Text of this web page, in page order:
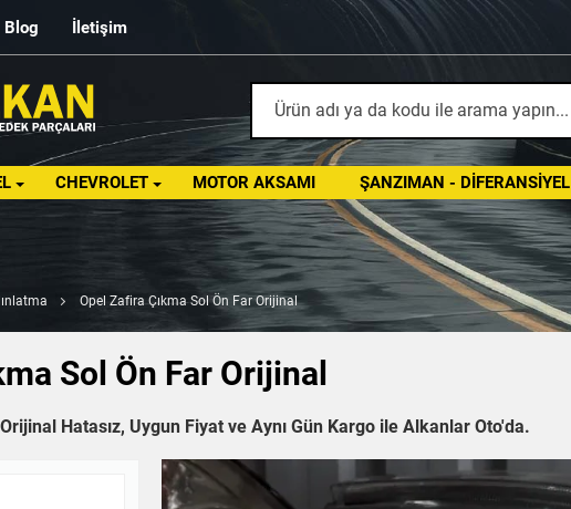
Blog İletişim
CHEVROLET MOTOR AKSAMI ŞANZIMAN - DIFERANSIYEL
Opel Zafira Çıkma Sol Ön Far Orijinal
Sol Ön Far Orijinal
Hatasız, Uygun Fiyat ve Aynı Gün Kargo ile Alkanlar Oto'da.